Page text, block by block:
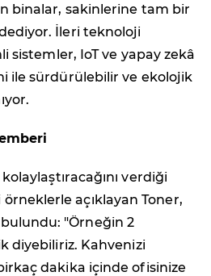
binalar, sakinlerine tam bir
İleri teknoloji
sistemler, IoT ve yapay zekâ
ile sürdürülebilir ve ekolojik
verdiği
açıklayan Toner,
"Örneğin 2
diyebiliriz. Kahvenizi
dakika içinde ofisinize